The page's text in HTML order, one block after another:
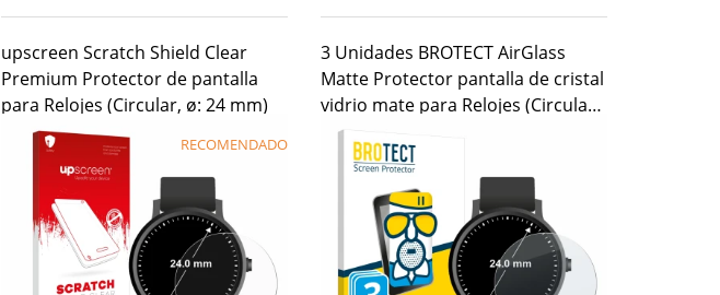
upscreen Scratch Shield Clear
Premium Protector de pantalla
para Relojes (Circular, ø: 24 mm)
RECOMENDADO
3 Unidades BROTECT AirGlass
Matte Protector pantalla de cristal
vidrio mate para Relojes (Circular,
ø: 24 mm)